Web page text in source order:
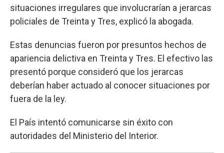
situaciones irregulares que involucrarían a jerarcas
policiales de Treinta y Tres, explicó la abogada.
Estas denuncias fueron por presuntos hechos de
apariencia delictiva en Treinta y Tres. El efectivo las
presentó porque consideró que los jerarcas
deberían haber actuado al conocer situaciones por
fuera de la ley.
El País intentó comunicarse sin éxito con
autoridades del Ministerio del Interior.